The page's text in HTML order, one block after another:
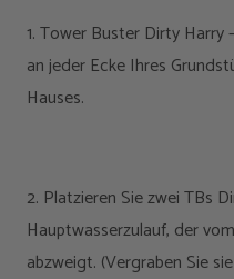
1. Tower Buster Dirty Harry
an jeder Ecke Ihres
Hauses.
2. Platzieren Sie zwei TBs
Hauptwasserzulauf, der
abzweigt. (Vergraben Sie